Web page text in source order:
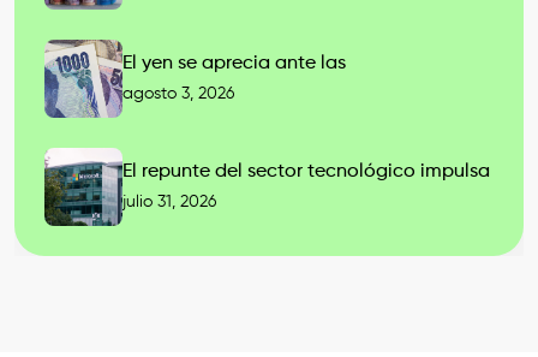
El yen se aprecia ante las
agosto 3, 2026
El repunte del sector tecnológico impulsa
julio 31, 2026